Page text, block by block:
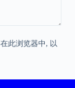
此浏览器中, 以